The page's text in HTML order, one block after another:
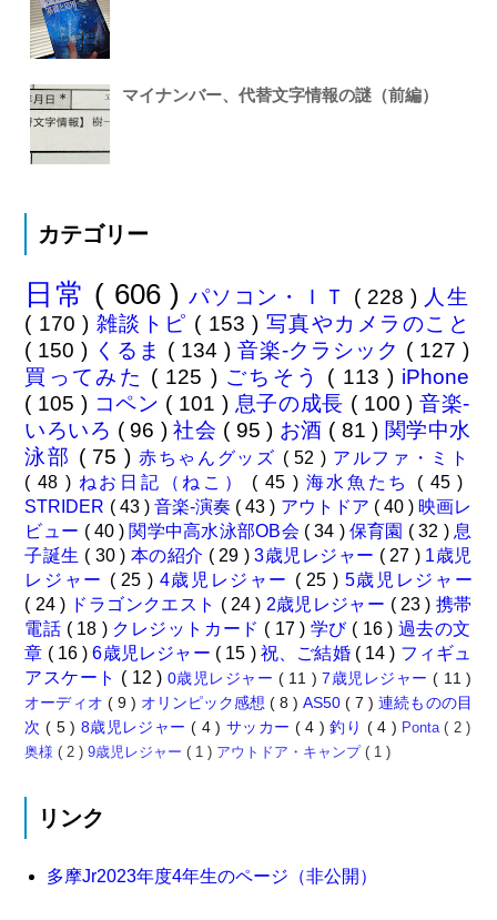
マイナンバー、代替文字情報の謎（前編）
カテゴリー
日常 ( 606 )パソコン・ＩＴ ( 228 ) 人生
( 170 ) 雑談トピ ( 153 ) 写真やカメラのこと
( 150 ) くるま ( 134 ) 音楽-クラシック ( 127 )
買ってみた ( 125 ) ごちそう ( 113 ) iPhone
( 105 ) コペン ( 101 ) 息子の成長 ( 100 )音楽-
いろいろ ( 96 )社会 ( 95 ) お酒 ( 81 ) 関学中水
泳部 ( 75 ) 赤ちゃんグッズ ( 52 ) アルファ・ミト
( 48 ) ねお日記（ねこ） ( 45 ) 海水魚たち ( 45 )
STRIDER ( 43 ) 音楽-演奏 ( 43 ) アウトドア ( 40 ) 映画レ
ビュー ( 40 ) 関学中高水泳部OB会 ( 34 ) 保育園 ( 32 ) 息
子誕生 ( 30 ) 本の紹介 ( 29 )3歳児レジャー ( 27 ) 1歳児
レジャー ( 25 ) 4歳児レジャー ( 25 ) 5歳児レジャー
( 24 ) ドラゴンクエスト ( 24 ) 2歳児レジャー ( 23 ) 携帯
電話 ( 18 ) クレジットカード ( 17 ) 学び ( 16 ) 過去の文
章 ( 16 )6歳児レジャー ( 15 ) 祝、ご結婚 ( 14 ) フィギュ
アスケート ( 12 ) 0歳児レジャー ( 11 )7歳児レジャー( 11 )
オーディオ ( 9 ) オリンピック感想( 8 )AS50( 7 )連続ものの目
次( 5 ) 8歳児レジャー( 4 ) サッカー ( 4 )釣り ( 4 ) Ponta( 2 )
奥様( 2 )9歳児レジャー( 1 ) アウトドア・キャンプ( 1 )
リンク
多摩Jr2023年度4年生のページ（非公開）